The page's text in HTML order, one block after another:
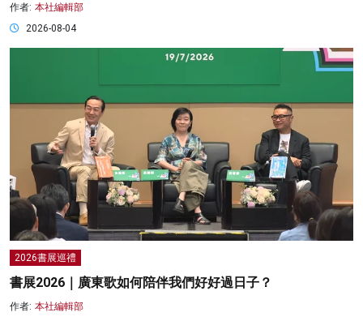
作者: 本社編輯部
2026-08-04
2026書展巡禮
書展2026｜廣東歌如何陪伴我們好好過日子？
作者: 本社編輯部